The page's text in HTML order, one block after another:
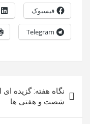
فیسبوک
Telegram
راهبری
نوشته
نگاه هفته: گزیده
شصت و هفتی ها